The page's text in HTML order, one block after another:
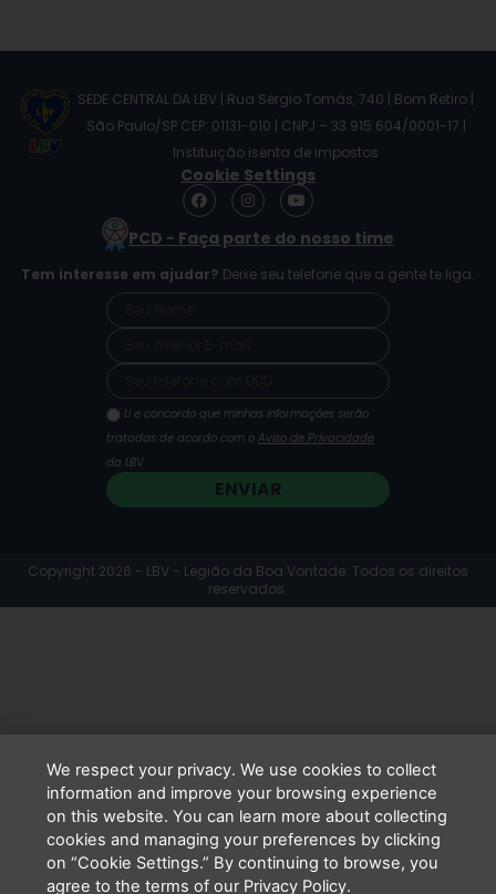
SEDE CENTRAL DA LBV | Rua Sérgio Tomás, 740 | Bom Retiro |
São Paulo/SP CEP: 01131-010 | CNPJ – 33.915.604/0001-17 |
Instituição isenta de impostos
Cookie Settings
F
a
e
o
o
I
n
s
t
g
r
m
Y
o
t
b
e
PCD - Faça parte do nosso time
Tem interesse em ajudar? Deixe seu telefone que a gente te liga.
Li e concordo que minhas informações serão
tratadas de acordo com o Aviso de Privacidade
da LBV
ENVIAR
Copyright 2026 - LBV - Legião da Boa Vontade. Todos os direitos
reservados.
We respect your privacy. We use cookies to collect
information and improve your browsing experience
on this website. You can learn more about collecting
cookies and managing your preferences by clicking
on “Cookie Settings.” By continuing to browse, you
agree to the terms of our Privacy Policy.